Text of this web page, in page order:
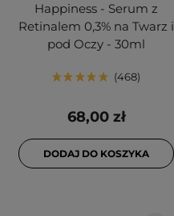
Happiness - Serum z
Retinalem 0,3% na Twarz i
pod Oczy - 30ml
468
68,00 zł
DODAJ DO KOSZYKA